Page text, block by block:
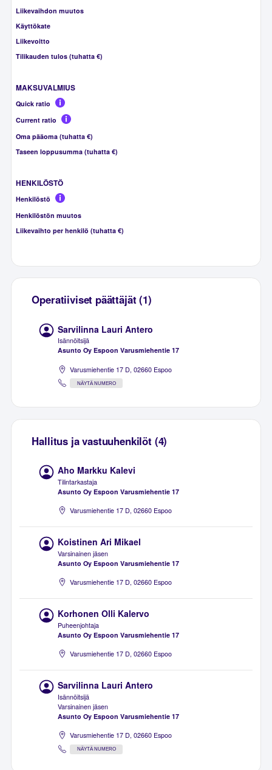
Liikevaihdon muutos
Käyttökate
Liikevoitto
Tilikauden tulos (tuhatta €)
MAKSUVALMIUS
Quick ratio
Current ratio
Oma pääoma (tuhatta €)
Taseen loppusumma (tuhatta €)
HENKILÖSTÖ
Henkilöstö
Henkilöstön muutos
Liikevaihto per henkilö (tuhatta €)
Operatiiviset päättäjät (1)
Sarvilinna Lauri Antero
Isännöitsijä
Asunto Oy Espoon Varusmiehentie 17
Varusmiehentie 17 D, 02660 Espoo
NÄYTÄ NUMERO
Hallitus ja vastuuhenkilöt (4)
Aho Markku Kalevi
Tilintarkastaja
Asunto Oy Espoon Varusmiehentie 17
Varusmiehentie 17 D, 02660 Espoo
Koistinen Ari Mikael
Varsinainen jäsen
Asunto Oy Espoon Varusmiehentie 17
Varusmiehentie 17 D, 02660 Espoo
Korhonen Olli Kalervo
Puheenjohtaja
Asunto Oy Espoon Varusmiehentie 17
Varusmiehentie 17 D, 02660 Espoo
Sarvilinna Lauri Antero
Isännöitsijä
Varsinainen jäsen
Asunto Oy Espoon Varusmiehentie 17
Varusmiehentie 17 D, 02660 Espoo
NÄYTÄ NUMERO